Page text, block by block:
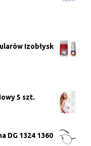
Izobłysk
5 szt.
DG 1324 1360